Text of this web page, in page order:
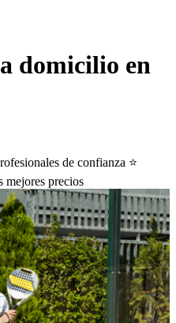
domicilio en
de confianza ⭐️
mejores precios